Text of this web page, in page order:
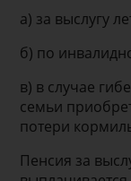
а) за выслугу
б) по
в) в случае
семьи
потери
Пенсия за